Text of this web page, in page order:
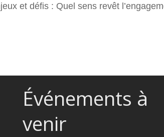
et défis : Quel sens revêt
Événements à
venir